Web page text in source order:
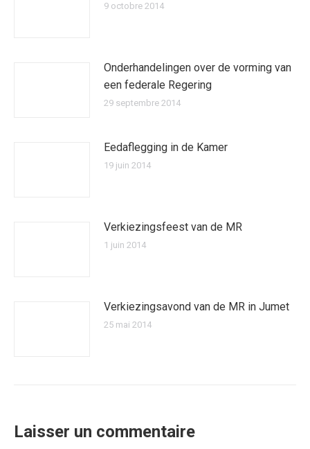
9 octobre 2014
Onderhandelingen over de vorming van
een federale Regering
29 septembre 2014
Eedaflegging in de Kamer
19 juin 2014
Verkiezingsfeest van de MR
1 juin 2014
Verkiezingsavond van de MR in Jumet
25 mai 2014
Laisser un commentaire